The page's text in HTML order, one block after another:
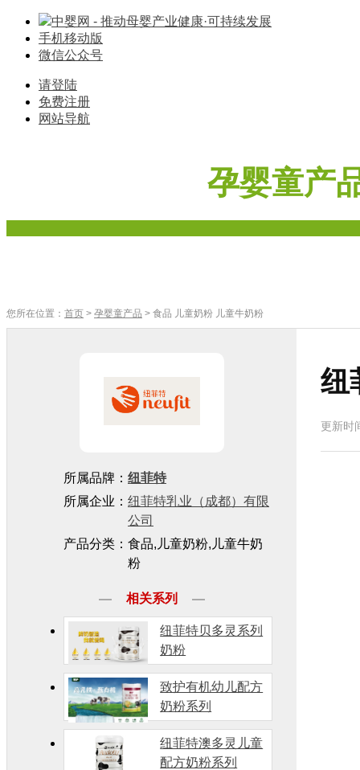
中婴网 - 推动母婴产业健康·可持续发展
手机移动版
微信公众号
请登陆
免费注册
网站导航
孕婴童产
您所在位置： 首页 > 孕婴童产品 > 食品 儿童奶粉 儿童牛奶粉
纽
更新
所属品牌： 纽菲特
所属企业： 纽菲特乳业（成都）有限
公司
产品分类：食品,儿童奶粉,儿童牛奶
粉
相关系列
纽菲特贝多灵系列
奶粉
致护有机幼儿配方
奶粉系列
纽菲特澳多灵儿童
配方奶粉系列